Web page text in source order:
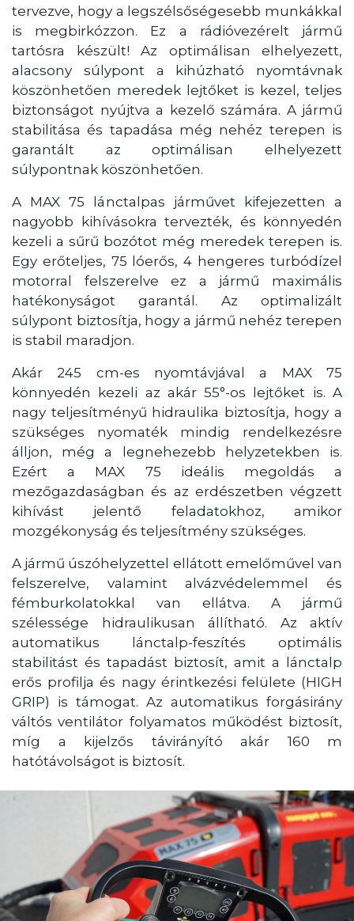
tervezve, hogy a legszélsőségesebb munkákkal
is megbirkózzon. Ez a rádióvezérelt jármű
tartósra készült! Az optimálisan elhelyezett,
alacsony súlypont a kihúzható nyomtávnak
köszönhetően meredek lejtőket is kezel, teljes
biztonságot nyújtva a kezelő számára. A jármű
stabilitása és tapadása még nehéz terepen is
garantált az optimálisan elhelyezett
súlypontnak köszönhetően.
A MAX 75 lánctalpas járművet kifejezetten a
nagyobb kihívásokra tervezték, és könnyedén
kezeli a sűrű bozótot még meredek terepen is.
Egy erőteljes, 75 lóerős, 4 hengeres turbódízel
motorral felszerelve ez a jármű maximális
hatékonyságot garantál. Az optimalizált
súlypont biztosítja, hogy a jármű nehéz terepen
is stabil maradjon.
Akár 245 cm-es nyomtávjával a MAX 75
könnyedén kezeli az akár 55°-os lejtőket is. A
nagy teljesítményű hidraulika biztosítja, hogy a
szükséges nyomaték mindig rendelkezésre
álljon, még a legnehezebb helyzetekben is.
Ezért a MAX 75 ideális megoldás a
mezőgazdaságban és az erdészetben végzett
kihívást jelentő feladatokhoz, amikor
mozgékonyság és teljesítmény szükséges.
A jármű úszóhelyzettel ellátott emelőművel van
felszerelve, valamint alvázvédelemmel és
fémburkolatokkal van ellátva. A jármű
szélessége hidraulikusan állítható. Az aktív
automatikus lánctalp-feszítés optimális
stabilitást és tapadást biztosít, amit a lánctalp
erős profilja és nagy érintkezési felülete (HIGH
GRIP) is támogat. Az automatikus forgásirány
váltós ventilátor folyamatos működést biztosít,
míg a kijelzős távirányító akár 160 m
hatótávolságot is biztosít.